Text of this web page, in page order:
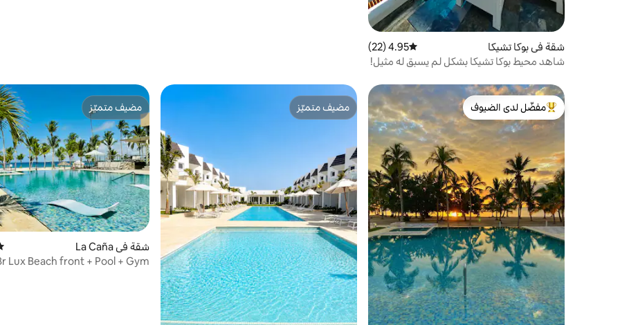
شقة في بوكا تشيكا متوسط التقييم 4.95 من 5، 22 مراجعات
4.95 (22)
شاهد محيط بوكا تشيكا بشكل لم يسبق له مثيل!
من أبرز البيوت المفضّلة لدى الضيوف
مفضّل لدى الضيوف
مضيف متميّز
مضيف متميّز
مضيف متميّز
مضيف متميّز
شقة في La Caña
Lux Beach front + Pool + Gym